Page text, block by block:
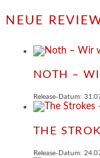
NEUE
NOTH –
Release-Datum:
THE
Release-Datum: